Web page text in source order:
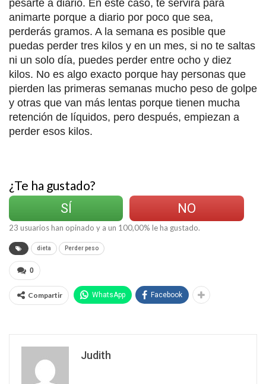
pesarte a diario. En este caso, te servirá para
animarte porque a diario por poco que sea,
perderás gramos. A la semana es posible que
puedas perder tres kilos y en un mes, si no te saltas
ni un solo día, puedes perder entre ocho y diez
kilos. No es algo exacto porque hay personas que
pierden las primeras semanas mucho peso de golpe
y otras que van más lentas porque tienen mucha
retención de líquidos, pero después, empiezan a
perder esos kilos.
¿Te ha gustado?
SÍ
NO
23 usuarios han opinado y a un 100,00% le ha gustado.
dieta Perder peso
0
Compartir WhatsApp Facebook
Judith